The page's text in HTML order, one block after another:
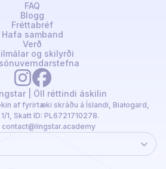
| Öll réttindi áskilin
af fyrirtæki skráðu á Íslandi, Białogard,
1, Skatt ID: PL6721710278.
contact@lingstar.academy
FAQ
Blogg
Fréttabréf
Hafa samband
Verð
og skilyrði